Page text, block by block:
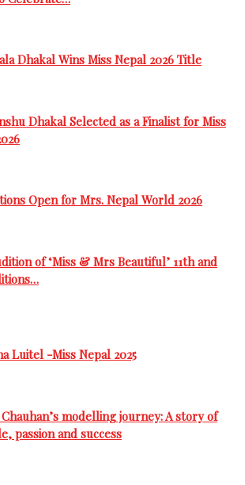
Dhakal Wins Miss Nepal 2026 Title
Dhakal Selected as a Finalist for Miss
Open for Mrs. Nepal World 2026
of ‘Miss & Mrs Beautiful’ 11th and
Luitel -Miss Nepal 2025
modelling journey: A story of
passion and success